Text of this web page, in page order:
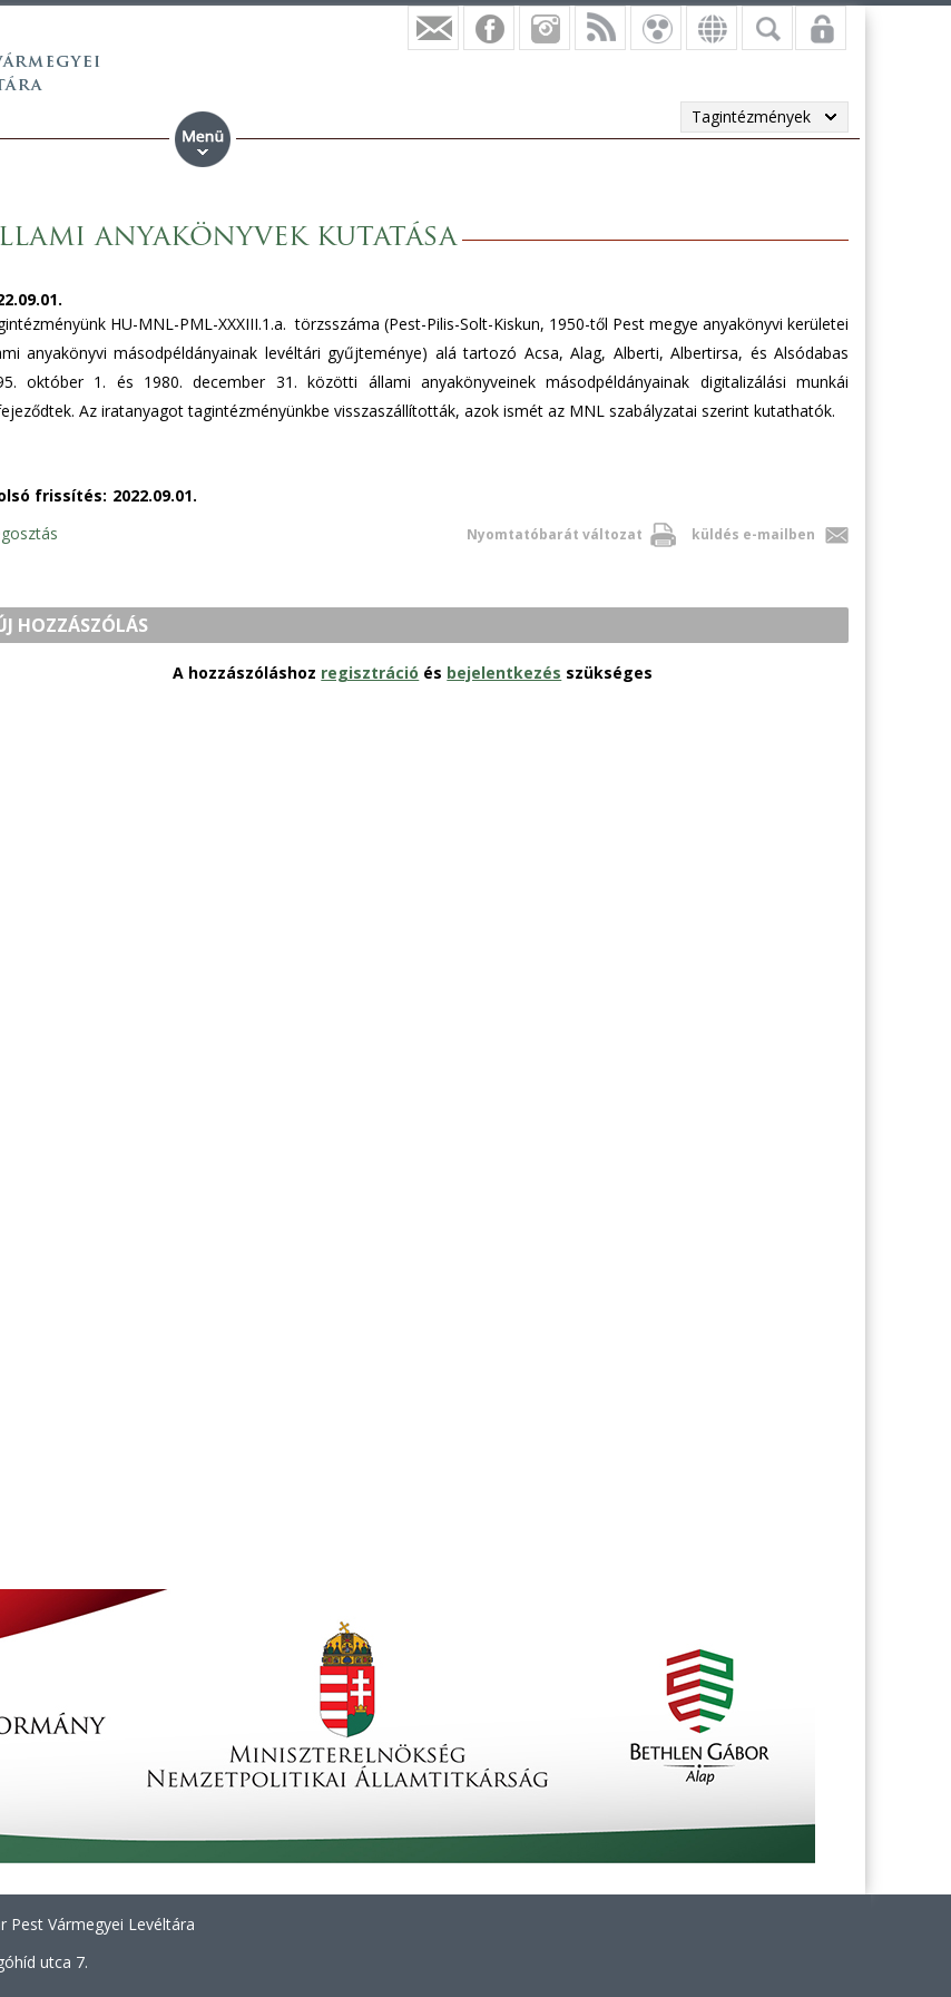
Tagintézmények
anyakönyvek kutatása
HU-MNL-PML-XXXIII.1.a. törzsszáma (Pest-Pilis-Solt-Kiskun, 1950-től Pest megye anyakönyvi kerületei
anyakönyvi másodpéldányainak levéltári gyűjteménye) alá tartozó Acsa, Alag, Alberti, Albertirsa, és Alsódabas
október 1. és 1980. december 31. közötti állami anyakönyveinek másodpéldányainak digitalizálási munkái
Az iratanyagot tagintézményünkbe visszaszállították, azok ismét az MNL szabályzatai szerint kutathatók.
frissítés: 2022.09.01.
Nyomtatóbarát változat küldés e-mailben
HOZZÁSZÓLÁS
A hozzászóláshoz regisztráció és bejelentkezés szükséges
Pest Vármegyei Levéltára
utca 7.